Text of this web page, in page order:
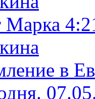
Марка
в